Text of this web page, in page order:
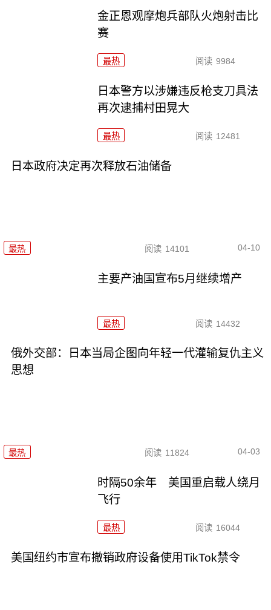
金正恩观摩炮兵部队火炮射击比
赛
最热 阅读 9984
日本警方以涉嫌违反枪支刀具法
再次逮捕村田晃大
最热 阅读 12481
日本政府决定再次释放石油储备
最热 阅读 14101 04-10
主要产油国宣布5月继续增产
最热 阅读 14432
俄外交部：日本当局企图向年轻一代灌输复仇主义
思想
最热 阅读 11824 04-03
时隔50余年 美国重启载人绕月
飞行
最热 阅读 16044
美国纽约市宣布撤销政府设备使用TikTok禁令